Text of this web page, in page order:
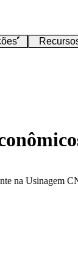
na Usinagem